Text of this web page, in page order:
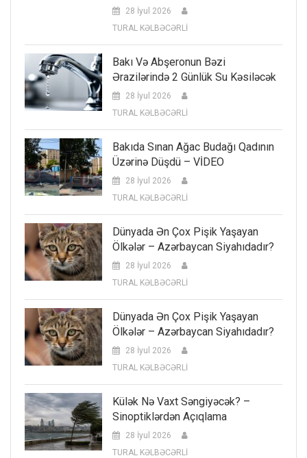
28 İyul 2026
TURAL KƏLBƏCƏRLİ
Bakı Və Abşeronun Bəzi
Ərazilərində 2 Günlük Su Kəsiləcək
28 İyul 2026
TURAL KƏLBƏCƏRLİ
Bakıda Sınan Ağac Budağı Qadının
Üzərinə Düşdü – VİDEO
28 İyul 2026
TURAL KƏLBƏCƏRLİ
Dünyada Ən Çox Pişik Yaşayan
Ölkələr – Azərbaycan Siyahıdadır?
28 İyul 2026
TURAL KƏLBƏCƏRLİ
Dünyada Ən Çox Pişik Yaşayan
Ölkələr – Azərbaycan Siyahıdadır?
28 İyul 2026
TURAL KƏLBƏCƏRLİ
Külək Nə Vaxt Səngiyəcək? –
Sinoptiklərdən Açıqlama
28 İyul 2026
TURAL KƏLBƏCƏRLİ